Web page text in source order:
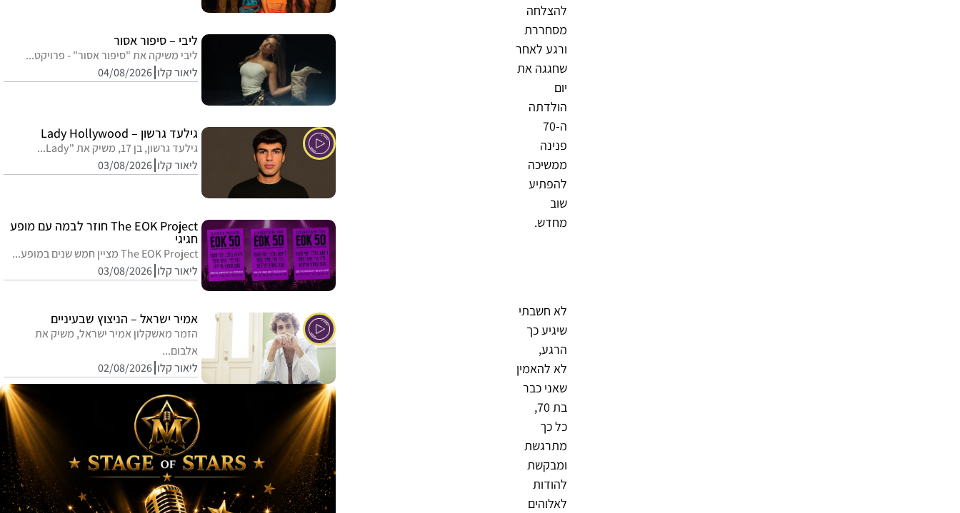
להצלחה
מסחררת
ורגע לאחר
שחגגה את
יום
הולדתה
ה-70
פנינה
ממשיכה
להפתיע
שוב
מחדש.
לא חשבתי
שיגיע כך
הרגע,
לא להאמין
שאני כבר
בת 70,
כל כך
מתרגשת
ומבקשת
להודות
לאלוהים
ליבי – סיפור אסור
ליבי משיקה את "סיפור אסור" - פרויקט...
ליאור קלו 04/08/2026
גילעד גרשון – Lady Hollywood
גילעד גרשון, בן 17, משיק את "Lady...
ליאור קלו 03/08/2026
The EOK Project חוזר לבמה עם מופע
חגיגי
The EOK Project מציין חמש שנים במופע...
ליאור קלו 03/08/2026
אמיר ישראל – הניצוץ שבעיניים
הזמר מאשקלון אמיר ישראל, משיק את
אלבום...
ליאור קלו 02/08/2026